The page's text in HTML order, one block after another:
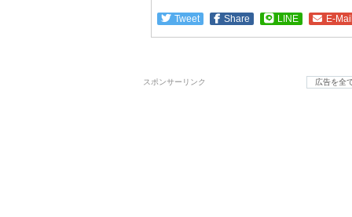
Tweet Share LINE E-
スポンサーリンク 広告を全